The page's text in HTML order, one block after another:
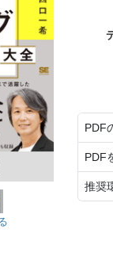
PDF
PDF
推奨